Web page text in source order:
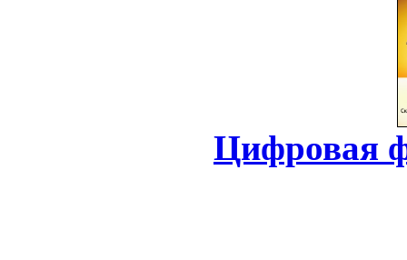
Цифровая